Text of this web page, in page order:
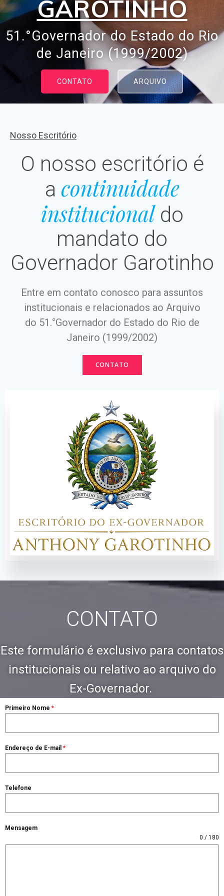
GAROTINHO
51.°Governador do Estado do Rio
de Janeiro (1999/2002)
CONTATO ARQUIVO
Nosso Escritório
O nosso escritório é
a continuidade
institucionaldo
mandato do
Governador Garotinho
Entre em contato conosco para assuntos
institucionais e relacionados ao Arquivo
do 51.°Governador do Estado do Rio de
Janeiro (1999/2002)
CONTATO
CONTATO
Este formulário é exclusivo para contatos
institucionais ou relativo ao arquivo do
Ex-Governador.
Primeiro Nome *
Endereço de E-mail *
Telefone
Mensagem
0 / 180